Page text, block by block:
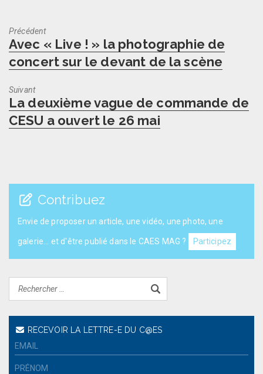
Précédent
Previous
post:
Avec « Live ! » la photographie de
concert sur le devant de la scène
Suivant
Next
post:
La deuxième vague de commande de
CESU a ouvert le 26 mai
Contribuez
Envie de proposer un article, une vidéo, une photo, une
galerie... et d'être publié dans le CAES MAG ? Participez
RECEVOIR LA LETTRE-E DU C@ES